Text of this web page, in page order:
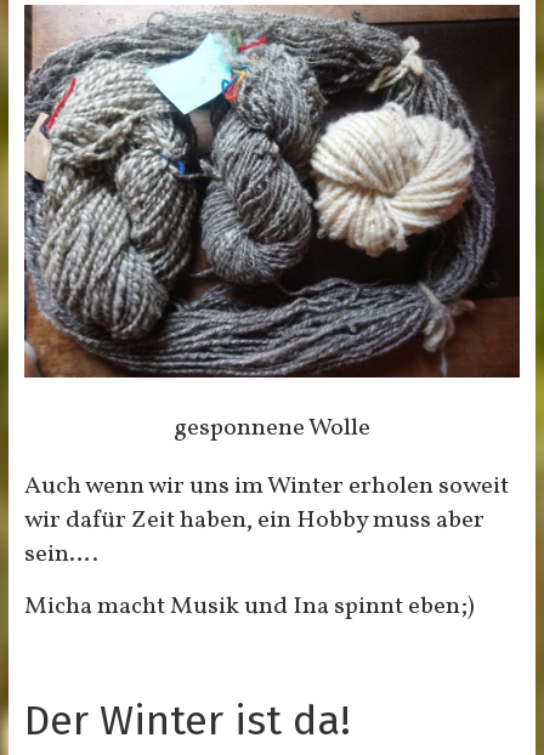
gesponnene Wolle
Auch wenn wir uns im Winter erholen soweit
wir dafür Zeit haben, ein Hobby muss aber
sein….
Micha macht Musik und Ina spinnt eben;)
Der Winter ist da!